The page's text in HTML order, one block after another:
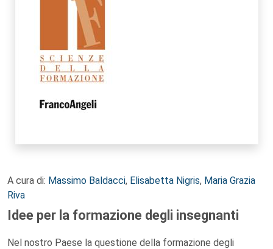
A cura di: Massimo Baldacci, Elisabetta Nigris, Maria Grazia
Riva
Idee per la formazione degli insegnanti
Nel nostro Paese la questione della formazione degli